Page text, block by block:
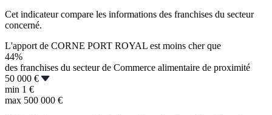
Cet indicateur compare les informations des franchises du secteur
concerné.
L'apport de CORNE PORT ROYAL est moins cher que
44%
des franchises du secteur de Commerce alimentaire de proximité
50 000 €
min 1 €
max 500 000 €